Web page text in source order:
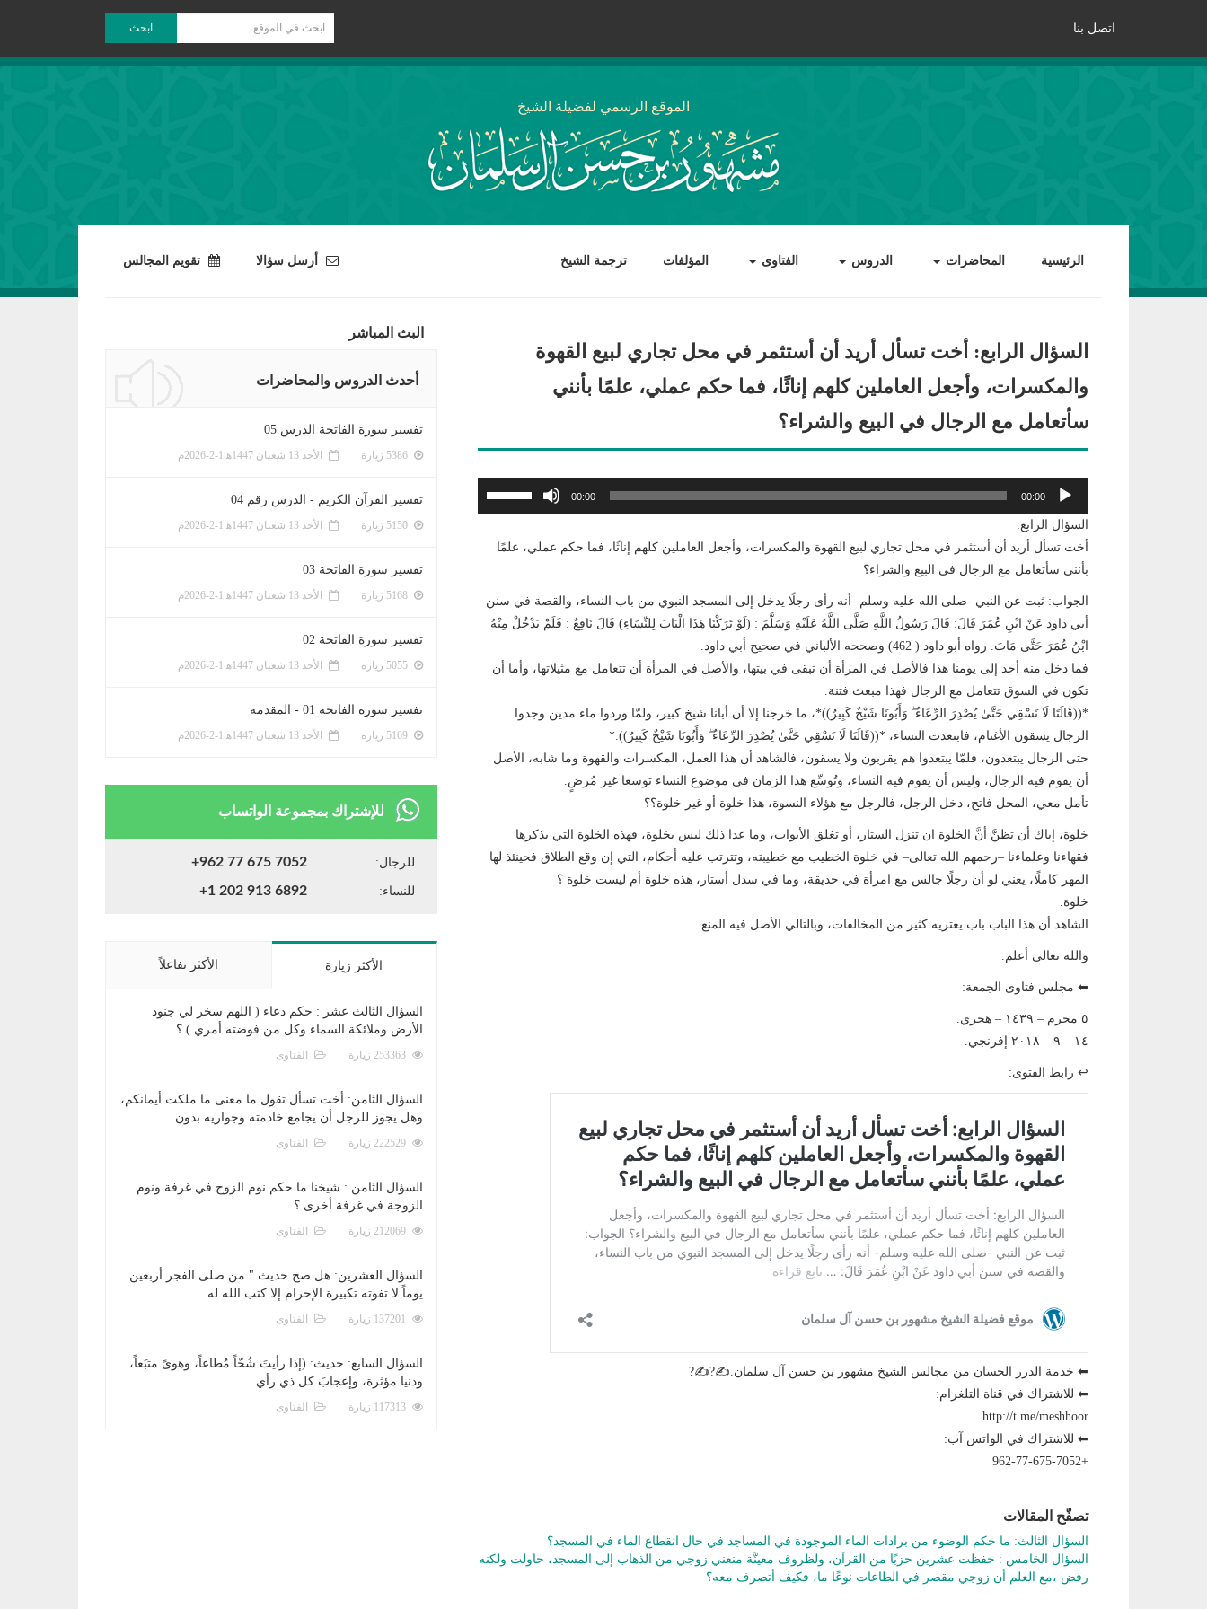
اتصل بنا ابحث
الموقع الرسمي لفضيلة الشيخ
الرئيسية المحاضرات الدروس الفتاوى المؤلفات ترجمة الشيخ أرسل سؤالا تقويم المجالس
السؤال الرابع: أخت تسأل أريد أن أستثمر في محل تجاري لبيع القهوة
والمكسرات، وأجعل العاملين كلهم إناثًا، فما حكم عملي، علمًا بأنني
سأتعامل مع الرجال في البيع والشراء؟
مشغل
الصوت
00:00
00:00
السؤال الرابع:
أخت تسأل أريد أن أستثمر في محل تجاري لبيع القهوة والمكسرات، وأجعل العاملين كلهم إناثًا، فما حكم عملي، علمًا
بأنني سأتعامل مع الرجال في البيع والشراء؟
الجواب: ثبت عن النبي -صلى الله عليه وسلم- أنه رأى رجلًا يدخل إلى المسجد النبوي من باب النساء، والقصة في سنن
أبي داود عَنْ ابْنِ عُمَرَ قَالَ: قَالَ رَسُولُ اللَّهِ صَلَّى اللَّهُ عَلَيْهِ وَسَلَّمَ : (لَوْ تَرَكْنَا هَذَا الْبَابَ لِلنِّسَاءِ) قَالَ نَافِعٌ : فَلَمْ يَدْخُلْ مِنْهُ
ابْنُ عُمَرَ حَتَّى مَاتَ. رواه أبو داود ( 462) وصححه الألباني في صحيح أبي داود.
فما دخل منه أحد إلى يومنا هذا فالأصل في المرأة أن تبقى في بيتها، والأصل في المرأة أن تتعامل مع مثيلاتها، وأما أن
تكون في السوق تتعامل مع الرجال فهذا مبعث فتنة.
*((قَالَتَا لَا نَسْقِي حَتَّىٰ يُصْدِرَ الرِّعَاءُ ۖ وَأَبُونَا شَيْخٌ كَبِيرٌ))*، ما خرجنا إلا أن أبانا شيخ كبير، ولمّا وردوا ماء مدين وجدوا
الرجال يسقون الأغنام، فابتعدت النساء، *((قَالَتَا لَا نَسْقِي حَتَّىٰ يُصْدِرَ الرِّعَاءُ ۖ وَأَبُونَا شَيْخٌ كَبِيرٌ)).*
حتى الرجال يبتعدون، فلمّا يبتعدوا هم يقربون ولا يسقون، فالشاهد أن هذا العمل، المكسرات والقهوة وما شابه، الأصل
أن يقوم فيه الرجال، وليس أن يقوم فيه النساء، وتُوسِّع هذا الزمان في موضوع النساء توسعا غير مُرضٍ.
تأمل معي، المحل فاتح، دخل الرجل، فالرجل مع هؤلاء النسوة، هذا خلوة أو غير خلوة؟؟
خلوة، إياك أن تظنَّ أنَّ الخلوة ان تنزل الستار، أو تغلق الأبواب، وما عدا ذلك ليس بخلوة، فهذه الخلوة التي يذكرها
فقهاءنا وعلماءنا –رحمهم الله تعالى– في خلوة الخطيب مع خطيبته، وتترتب عليه أحكام، التي إن وقع الطلاق فحينئذ لها
المهر كاملًا، يعني لو أن رجلًا جالس مع امرأة في حديقة، وما في سدل أستار، هذه خلوة أم ليست خلوة ؟
خلوة.
الشاهد أن هذا الباب باب يعتريه كثير من المخالفات، وبالتالي الأصل فيه المنع.
والله تعالى أعلم.
⬅ مجلس فتاوى الجمعة:
٥ محرم – ١٤٣٩ – هجري.
١٤ – ٩ – ٢٠١٨ إفرنجي.
↩ رابط الفتوى:
⬅ خدمة الدرر الحسان من مجالس الشيخ مشهور بن حسن آل سلمان.✍?✍?
⬅ للاشتراك في قناة التلغرام:
http://t.me/meshhoor
⬅ للاشتراك في الواتس آب:
+962-77-675-7052
تصفّح المقالات
السؤال الثالث: ما حكم الوضوء من برادات الماء الموجودة في المساجد في حال انقطاع الماء في المسجد؟
السؤال الخامس : حفظت عشرين حزبًا من القرآن، ولظروف معينَّة منعني زوجي من الذهاب إلى المسجد، حاولت ولكنه
رفض ،مع العلم أن زوجي مقصر في الطاعات نوعًا ما، فكيف أتصرف معه؟
البث المباشر
أحدث الدروس والمحاضرات
تفسير سورة الفاتحة الدرس 05
الأحد 13 شعبان 1447ﻫ 1-2-2026م
تفسير القرآن الكريم - الدرس رقم 04
الأحد 13 شعبان 1447ﻫ 1-2-2026م
تفسير سورة الفاتحة 03
الأحد 13 شعبان 1447ﻫ 1-2-2026م
تفسير سورة الفاتحة 02
الأحد 13 شعبان 1447ﻫ 1-2-2026م
تفسير سورة الفاتحة 01 - المقدمة
الأحد 13 شعبان 1447ﻫ 1-2-2026م
للإشتراك بمجموعة الواتساب
للرجال: +962 77 675 7052
للنساء: +1 202 913 6892
الأكثر زيارة الأكثر تفاعلاً
السؤال الثالث عشر : حكم دعاء ( اللهم سخر لي جنود
الأرض وملائكة السماء وكل من فوضته أمري ) ؟
الفتاوى
السؤال الثامن: أخت تسأل تقول ما معنى ما ملكت أيمانكم،
وهل يجوز للرجل أن يجامع خادمته وجواريه بدون...
الفتاوى
السؤال الثامن : شيخنا ما حكم نوم الزوج في غرفة ونوم
الزوجة في غرفة أخرى ؟
الفتاوى
السؤال العشرين: هل صح حديث " من صلى الفجر أربعين
يوماً لا تفوته تكبيرة الإحرام إلا كتب الله له...
الفتاوى
السؤال السابع: حديث: (إذا رأيتَ شُحّاً مُطاعاً، وهوىً متبَعاً،
ودنيا مؤثرة، وإعجابَ كل ذي رأي...
الفتاوى